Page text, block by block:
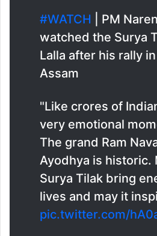
#WATCH | PM
watched the Surya
Lalla after his rally
Assam
"Like crores of
very emotional
The grand Ram
Ayodhya is historic.
Surya Tilak bring
lives and may it
pic.twitter.com/